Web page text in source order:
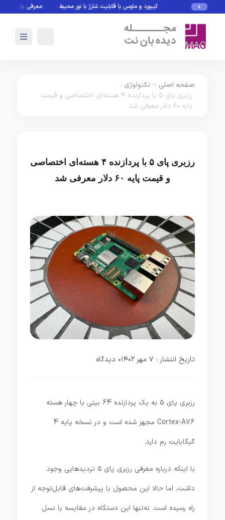
کیبورد و ماوس با قابلیت شارژ با نور محیط معرفی بازی های
صفحه اصلی > تکنولوژی :
رزبری پای ۵ با پردازنده ۴ هسته‌ای اختصاصی و قیمت
پایه ۶۰ دلار معرفی شد
رزبری پای ۵ با پردازنده ۴ هسته‌ای اختصاصی
و قیمت پایه ۶۰ دلار معرفی شد
تاریخ انتشار : ۷ مهر ۱۴۰۲ ۰ دیدگاه
رزبری پای 5 به یک پردازنده 64 بیتی با چهار هسته
Cortex-A76 مجهز شده است و در نسخه پایه 4
گیگابایت رم دارد.
با اینکه درباره معرفی رزبری پای ۵ تردیدهایی وجود
داشت، اما حالا این محصول با پیشرفت‌های قابل‌توجه از
راه رسیده است. نه‌تنها این دستگاه در مقایسه با نسل